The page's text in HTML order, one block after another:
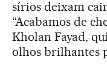
sírios deixam
“Acabamos de
Kholan Fayad,
olhos brilhantes